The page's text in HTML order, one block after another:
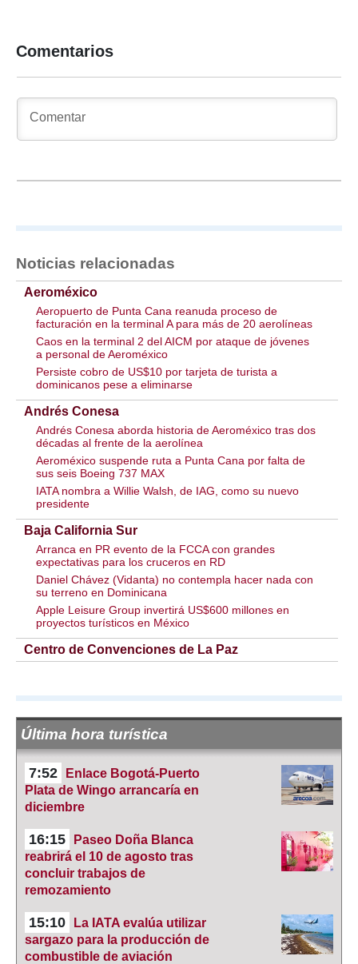
Comentarios
Noticias relacionadas
Aeroméxico
Aeropuerto de Punta Cana reanuda proceso de
facturación en la terminal A para más de 20 aerolíneas
Caos en la terminal 2 del AICM por ataque de jóvenes
a personal de Aeroméxico
Persiste cobro de US$10 por tarjeta de turista a
dominicanos pese a eliminarse
Andrés Conesa
Andrés Conesa aborda historia de Aeroméxico tras dos
décadas al frente de la aerolínea
Aeroméxico suspende ruta a Punta Cana por falta de
sus seis Boeing 737 MAX
IATA nombra a Willie Walsh, de IAG, como su nuevo
presidente
Baja California Sur
Arranca en PR evento de la FCCA con grandes
expectativas para los cruceros en RD
Daniel Chávez (Vidanta) no contempla hacer nada con
su terreno en Dominicana
Apple Leisure Group invertirá US$600 millones en
proyectos turísticos en México
Centro de Convenciones de La Paz
Última hora turística
7:52
Enlace Bogotá-Puerto
Plata de Wingo arrancaría en
diciembre
16:15
Paseo Doña Blanca
reabrirá el 10 de agosto tras
concluir trabajos de
remozamiento
15:10
La IATA evalúa utilizar
sargazo para la producción de
combustible de aviación